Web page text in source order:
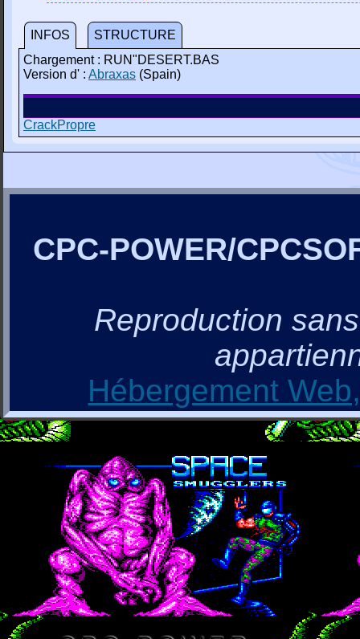
INFOS
STRUCTURE
Chargement : RUN"DESERT.BAS
Version d' : Abraxas (Spain)
CrackPropre
CPC-POWER/
Reproduction
Hébergement